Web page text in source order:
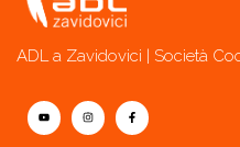
ADL a Zavidovici | Società